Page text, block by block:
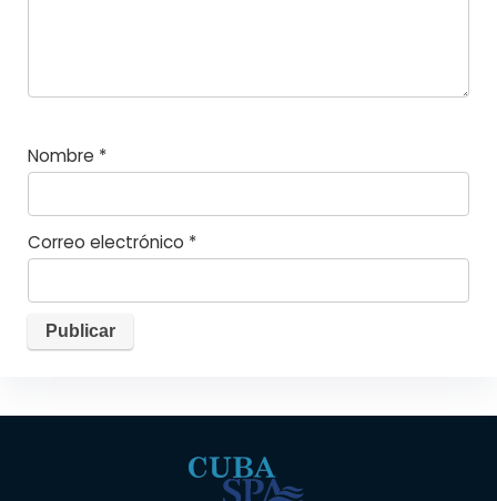
Nombre *
Correo electrónico *